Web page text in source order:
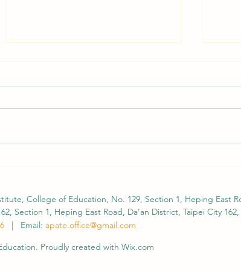
Second Call for Submissions
Extended: WERA–TERA 2026
Focal Meeting
participation and academic exchange
Submissi
College of Education, No. 129, Section 1, Heping East
Section 1, Heping East Road, Da’an District, Taipei City 162,
Email: apate.office@gmail.com
Proudly created with Wix.com